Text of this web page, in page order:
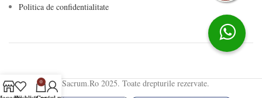
Politica de confidentialitate
© Sacrum.Ro 2025. Toate drepturile rezervate.
0